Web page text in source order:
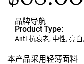
品牌导航
Product Type:
Anti-抗衰老, 中性, 亮白,
本产品采用轻薄面料